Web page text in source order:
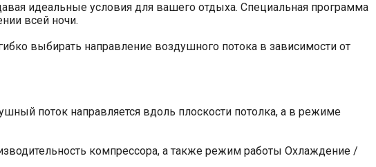
идеальные условия для вашего отдыха. Специальная программа
всей ночи.
выбирать направление воздушного потока в зависимости от
поток направляется вдоль плоскости потолка, а в режиме
компрессора, а также режим работы Охлаждение /